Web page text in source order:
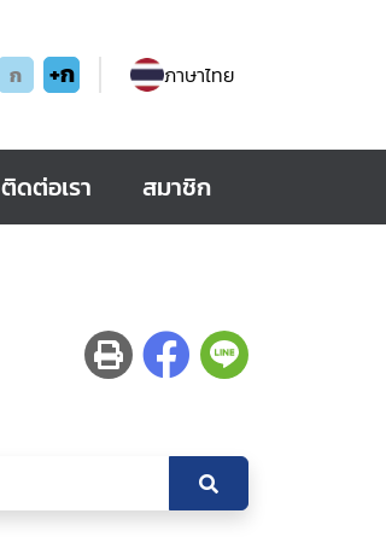
ก +ก ภาษาไทย
ติดต่อเรา สมาชิก